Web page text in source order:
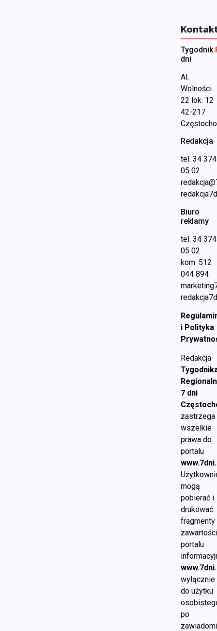
Tygodnik
dni
Al.
Wolności
22 lok. 12
42-217
Redakcja
tel. 34 374
05 02
Biuro
reklamy
tel. 34 374
05 02
kom. 512
044 894
i Polityka
Redakcja
7 dni
zastrzega
wszelkie
prawa do
portalu
mogą
pobierać i
drukować
fragmenty
portalu
wyłącznie
do użytku
po